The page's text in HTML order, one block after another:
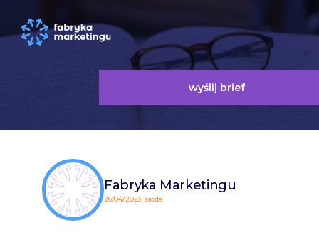
wyślij brief
Fabryka Marketingu
26/04/2023, środa